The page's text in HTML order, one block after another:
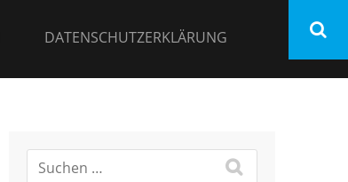
DATENSCHUTZERKLÄRUNG